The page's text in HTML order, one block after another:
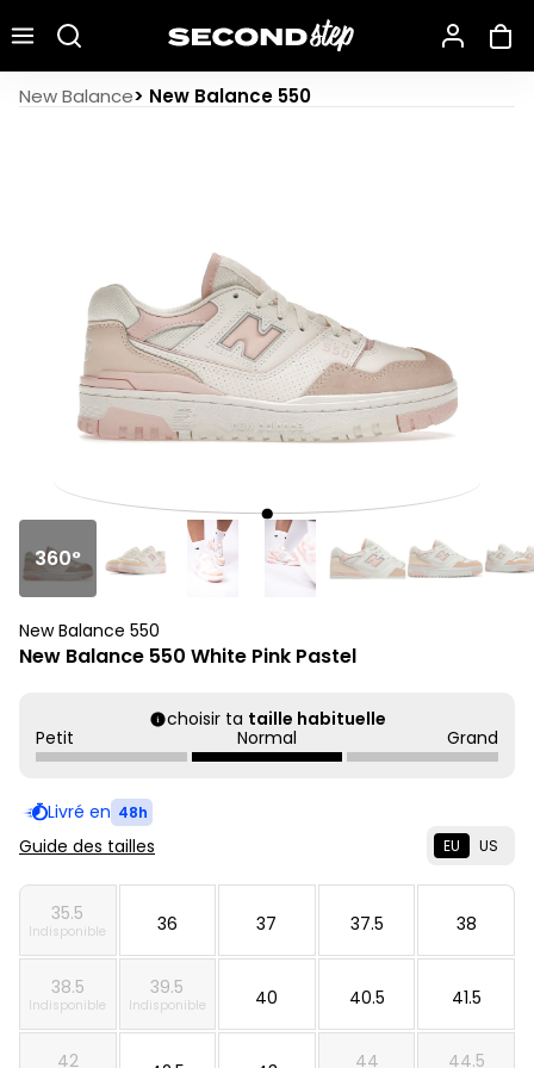
New Balance> New Balance 550
New Balance 550 White Pink Pastel
360°
New Balance 550
New Balance 550 White Pink Pastel
choisir ta taille habituelle
Petit
Normal Grand
Livré en 48h
Guide des tailles EU US
35.5
Indisponible 36 37 37.5 38
38.5
Indisponible
39.5
Indisponible 40 40.5 41.5
42 44 44.5